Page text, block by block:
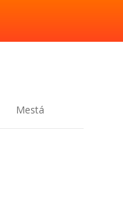
Mestá